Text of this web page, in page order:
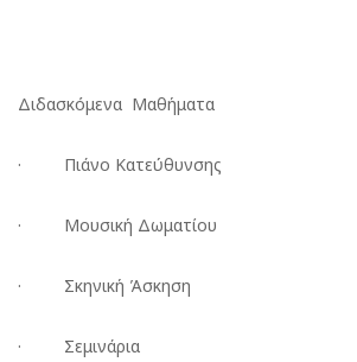
Διδασκόμενα Μαθήματα
· Πιάνο Κατεύθυνσης
· Μουσική Δωματίου
· Σκηνική Άσκηση
· Σεμινάρια